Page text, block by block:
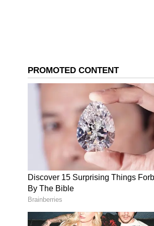
இந்த சீசனில் கடைசியாக விளையாடிய 4
ஆட்டமிழந்துள்ளார். இதையடுத்து ஸ்டார்க்
கட்டினார். 5 ஓவர்கள் முடிவில் ஹைதராபாத்